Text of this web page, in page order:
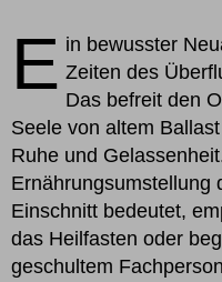
E in bewusster
Zeiten des
Das befreit den
Seele von altem
Ruhe und
Ernährungsumstellung
Einschnitt bedeutet,
das Heilfasten oder
geschultem